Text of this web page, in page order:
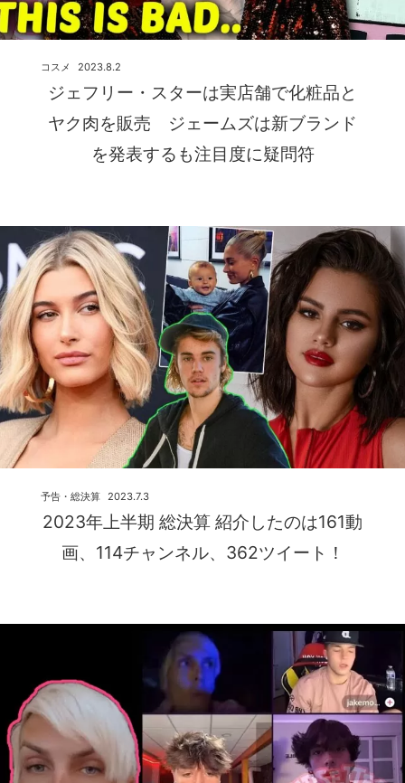
ジェフリー・スターは実店舗で化粧品と
ヤク肉を販売 ジェームズは新ブランド
を発表するも注目度に疑問符
2023.8.2
コスメ
2023年上半期 総決算 紹介したのは161動
画、114チャンネル、362ツイート！
2023.7.3
予告・総決算